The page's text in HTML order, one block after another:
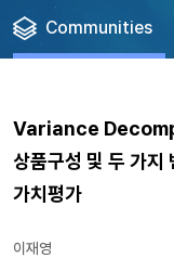
Communities
Variance
상품구성 및 두 가지
가치평가
이재영